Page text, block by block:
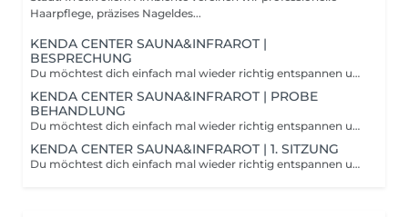
Haarpflege, präzises Nageldes...
KENDA CENTER SAUNA&INFRAROT |
BESPRECHUNG
Du möchtest dich einfach mal wieder richtig entspannen und deinem Körper etwas Gutes tun? Ein Saunabesuch hat positive Auswirkungen auf Körper und Immunsystem. Durch die trockene Luft und Temperatur zwischen 80 und 100 Grad werden der Stoffwechsel angeregt und die Abwehrkräfte gestärkt. Beim Dampfbad wird hierbei zusätzlich ein Aufguss auf heißen Steinen durchgeführt, was die Muskeln entspannt und entschlackend wirkt.
KENDA CENTER SAUNA&INFRAROT | PROBE
BEHANDLUNG
Du möchtest dich einfach mal wieder richtig entspannen und deinem Körper etwas Gutes tun? Ein Saunabesuch hat positive Auswirkungen auf Körper und Immunsystem. Durch die trockene Luft und Temperatur zwischen 80 und 100 Grad werden der Stoffwechsel angeregt und die Abwehrkräfte gestärkt. Beim Dampfbad wird hierbei zusätzlich ein Aufguss auf heißen Steinen durchgeführt, was die Muskeln entspannt und entschlackend wirkt.
KENDA CENTER SAUNA&INFRAROT | 1. SITZUNG
Du möchtest dich einfach mal wieder richtig entspannen und deinem Körper etwas Gutes tun? Ein Saunabesuch hat positive Auswirkungen auf Körper und Immunsystem. Durch die trockene Luft und Temperatur zwischen 80 und 100 Grad werden der Stoffwechsel angeregt und die Abwehrkräfte gestärkt. Beim Dampfbad wird hierbei zusätzlich ein Aufguss auf heißen Steinen durchgeführt, was die Muskeln entspannt und entschlackend wirkt.